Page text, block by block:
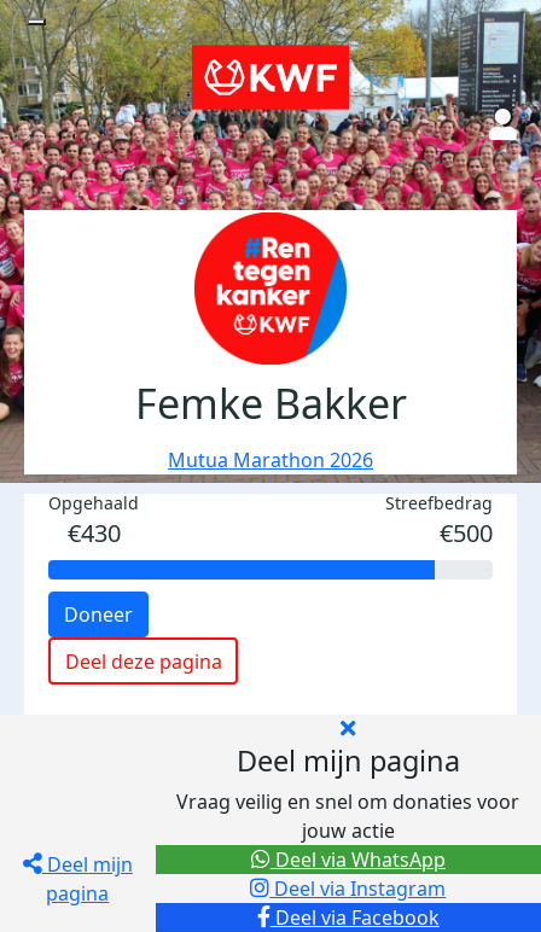
Femke Bakker
Mutua Marathon 2026
Opgehaald
€430
Streefbedrag
€500
Doneer
Deel deze pagina
Deel mijn
pagina
Deel mijn pagina
Vraag veilig en snel om donaties voor
jouw actie
Deel via Facebook
Deel via Instagram
Deel via WhatsApp